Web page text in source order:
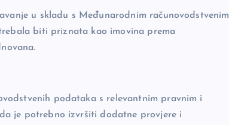
u skladu s Međunarodnim računovodstvenim
biti priznata kao imovina prema
podataka s relevantnim pravnim i
je potrebno izvršiti dodatne provjere i